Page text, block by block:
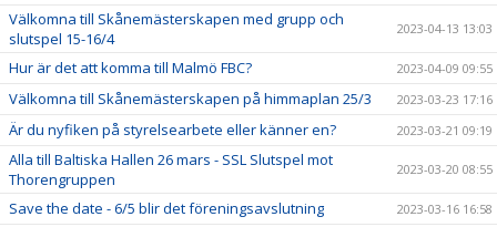
Välkomna till Skånemästerskapen med grupp och
slutspel 15-16/4
2023-04-13 13:03
Hur är det att komma till Malmö FBC? 2023-04-09 09:55
Välkomna till Skånemästerskapen på himmaplan 25/3 2023-03-23 17:16
Är du nyfiken på styrelsearbete eller känner en? 2023-03-21 09:19
Alla till Baltiska Hallen 26 mars - SSL Slutspel mot
Thorengruppen
2023-03-20 08:55
Save the date - 6/5 blir det föreningsavslutning 2023-03-16 16:58